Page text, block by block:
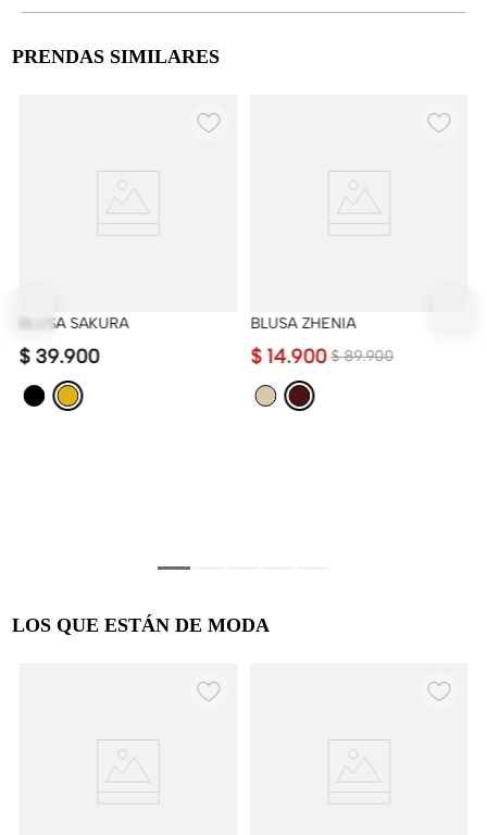
PRENDAS SIMILARES
BLUSA SAKURA
$ 39.900
BLUSA ZHENIA
$ 89.900
$ 14.900
LOS QUE ESTÁN DE MODA